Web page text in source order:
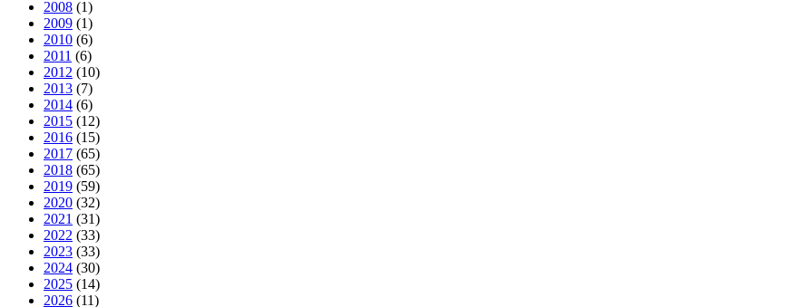
2008 (1)
2009 (1)
2010 (6)
2011 (6)
2012 (10)
2013 (7)
2014 (6)
2015 (12)
2016 (15)
2017 (65)
2018 (65)
2019 (59)
2020 (32)
2021 (31)
2022 (33)
2023 (33)
2024 (30)
2025 (14)
2026 (11)